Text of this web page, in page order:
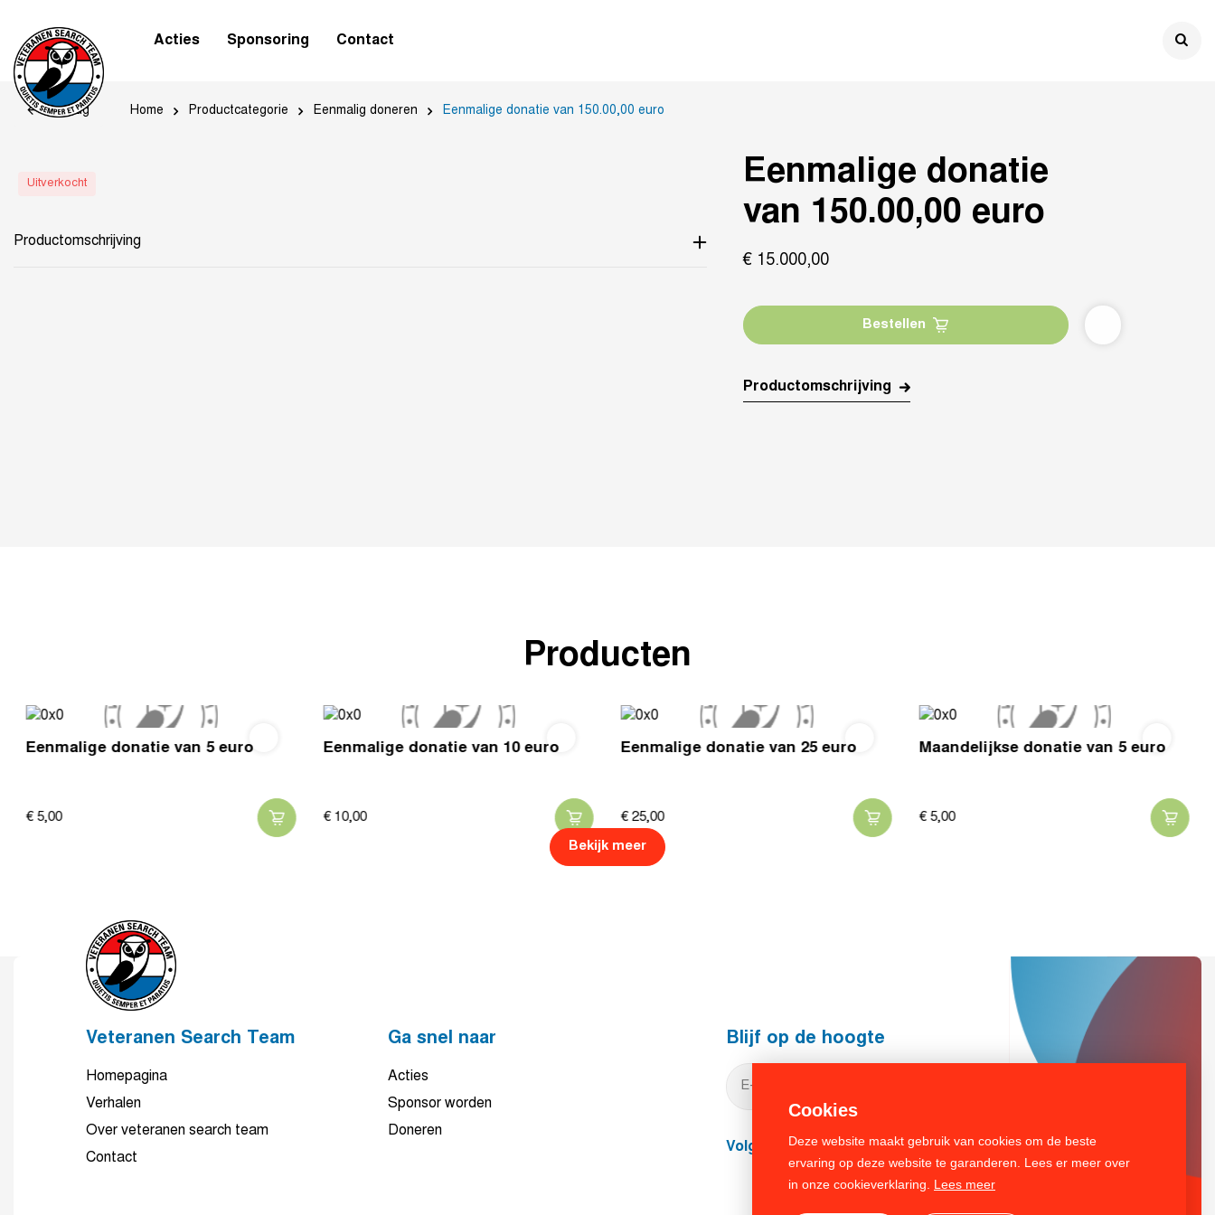
Cookies
Deze website maakt gebruik van cookies om de beste
ervaring op deze website te garanderen. Lees er meer over
in onze cookieverklaring. Lees meer
Acties Sponsoring Contact 
Home Productcategorie Eenmalig doneren Eenmalige donatie van 150.00,00 euro
Terug
Uitverkocht
Productomschrijving
Eenmalige donatie
van 150.00,00 euro
€ 15.000,00
Bestellen
Productomschrijving
Producten
Eenmalige donatie van 5 euro
€ 5,00
Eenmalige donatie van 10 euro
€ 10,00
Eenmalige donatie van 25 euro
€ 25,00
Maandelijkse donatie van 5 euro
€ 5,00
Bekijk meer
Veteranen Search Team
Homepagina
Verhalen
Over veteranen search team
Contact
Ga snel naar
Acties
Sponsor worden
Doneren
Blijf op de hoogte
Volg ons